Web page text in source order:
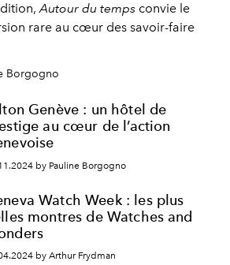
Autour du temps convie le
rare au cœur des savoir-faire
Borgogno
Genève : un hôtel de
au cœur de l’action
by Pauline Borgogno
Watch Week : les plus
montres de Watches and
by Arthur Frydman